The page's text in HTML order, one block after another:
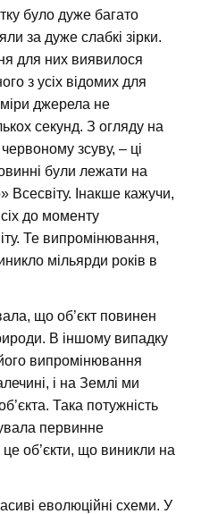
було дуже багато
за дуже слабкі зірки.
для них виявилося
з усіх відомих для
джерела не
секунд. З огляду на
зсуву, – ці
були лежати на
Всесвіту. Інакше кажучи,
до моменту
Те випромінювання,
мільярди років в
що об’єкт повинен
В іншому випадку
випромінювання
і на Землі ми
Така потужність
первинне
об’єкти, що виникли на
еволюційні схеми. У